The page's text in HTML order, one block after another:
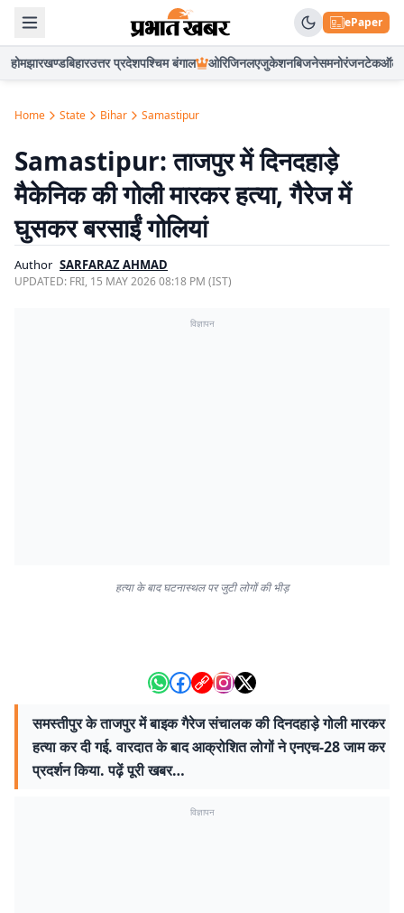
ePaper
होमझारखण्डबिहारउत्तर प्रदेशपश्चिम बंगाल ओरिजिनलएजुकेशनबिजनेसमनोरंजनटेकऑटो
Home State Bihar Samastipur
Samastipur: ताजपुर में दिनदहाड़े
मैकेनिक की गोली मारकर हत्या, गैरेज में
घुसकर बरसाईं गोलियां
Author SARFARAZ AHMAD
UPDATED: FRI, 15 MAY 2026 08:18 PM (IST)
विज्ञापन
हत्या के बाद घटनास्थल पर जुटी लोगों की भीड़
समस्तीपुर के ताजपुर में बाइक गैरेज संचालक की दिनदहाड़े गोली मारकर
हत्या कर दी गई. वारदात के बाद आक्रोशित लोगों ने एनएच-28 जाम कर
प्रदर्शन किया. पढ़ें पूरी खबर…
विज्ञापन